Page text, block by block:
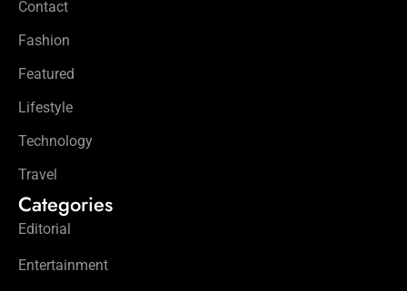
Contact
Fashion
Featured
Lifestyle
Technology
Travel
Categories
Editorial
Entertainment